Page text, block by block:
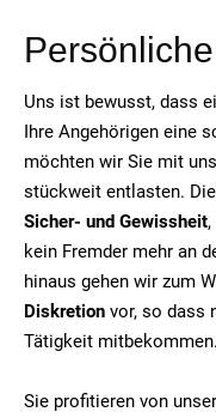
Uns ist bewusst, dass
Ihre Angehörigen eine
möchten wir Sie mit
stückweit entlasten.
Sicher- und Gewissheit
kein Fremder mehr an
hinaus gehen wir zum
Diskretion vor, so dass
Tätigkeit mitbekommen.
Sie profitieren von